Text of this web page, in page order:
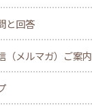
と回答
（メルマガ）ご案内